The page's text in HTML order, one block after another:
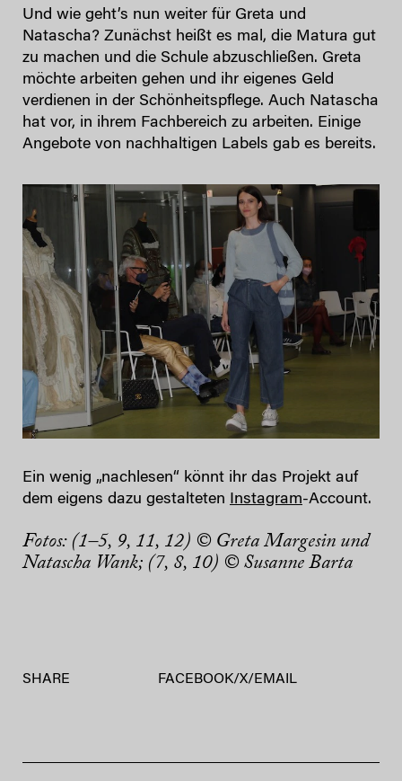
Und wie geht’s nun weiter für Greta und
Natascha? Zunächst heißt es mal, die Matura gut
zu machen und die Schule abzuschließen. Greta
möchte arbeiten gehen und ihr eigenes Geld
verdienen in der Schönheitspflege. Auch Natascha
hat vor, in ihrem Fachbereich zu arbeiten. Einige
Angebote von nachhaltigen Labels gab es bereits.
Ein wenig „nachlesen“ könnt ihr das Projekt auf
dem eigens dazu gestalteten Instagram-Account.
Fotos: (1–5, 9, 11, 12) © Greta Margesin und
Natascha Wank; (7, 8, 10) © Susanne Barta
SHARE FACEBOOK/X/EMAIL